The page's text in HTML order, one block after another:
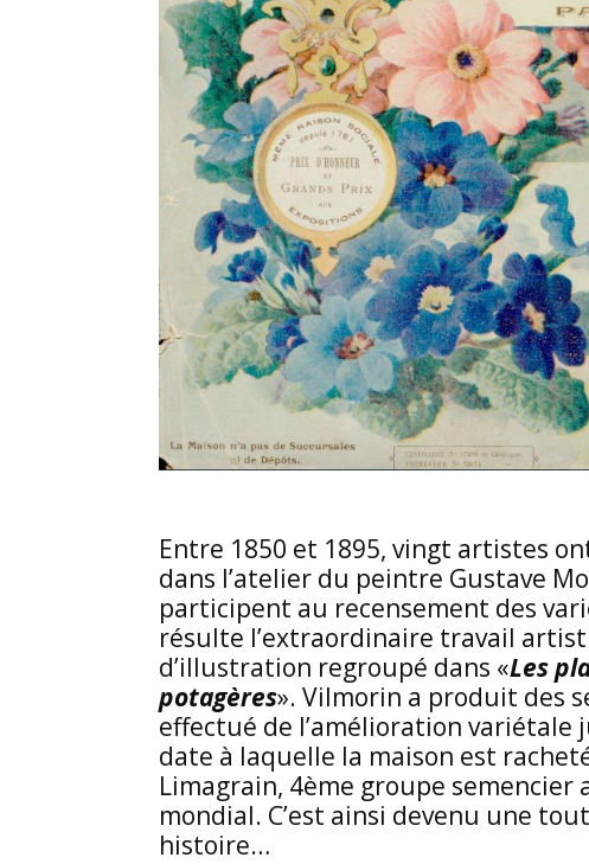
Entre 1850 et 1895, vingt artistes
dans l’atelier du peintre Gustave
participent au recensement des
résulte l’extraordinaire travail
d’illustration regroupé dans «Les
potagères». Vilmorin a produit des
effectué de l’amélioration variétale
date à laquelle la maison est
Limagrain, 4ème groupe semencier
mondial. C’est ainsi devenu une
histoire…